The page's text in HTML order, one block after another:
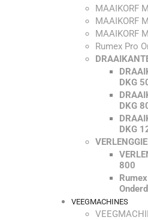
MAAIKORF
MAAIKORF
MAAIKORF
Rumex Pro
DKG
DKG
DKG
800
VEEGMACHINES